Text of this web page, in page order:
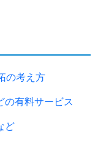
の考え方
の有料サービス
ど